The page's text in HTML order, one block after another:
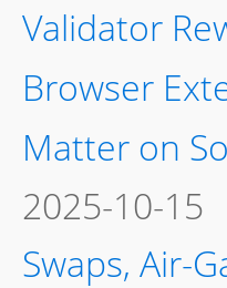
Validator
Browser
Matter on
2025-10-15
Swaps, Air-